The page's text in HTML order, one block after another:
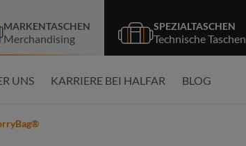
springen
MARKENTASCHEN
Merchandising
SPEZIALTASCHEN
Technische Taschen
UNS KARRIERE BEI HALFAR BLOG